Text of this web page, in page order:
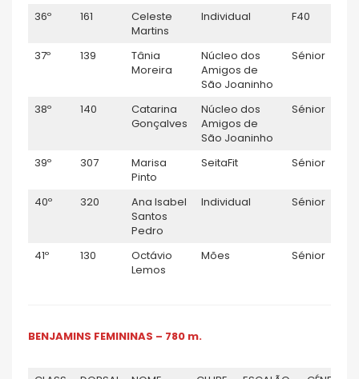
36º 161
Celeste
Martins
Individual F40
37º 139
Tânia
Moreira
Núcleo dos
Amigos de
São Joaninho
Sénior
38º 140
Catarina
Gonçalves
Núcleo dos
Amigos de
São Joaninho
Sénior
39º 307
Marisa
Pinto
SeitaFit Sénior
40º 320
Ana Isabel
Santos
Pedro
Individual Sénior
41º 130
Octávio
Lemos
Mões Sénior
BENJAMINS FEMININAS – 780 m.